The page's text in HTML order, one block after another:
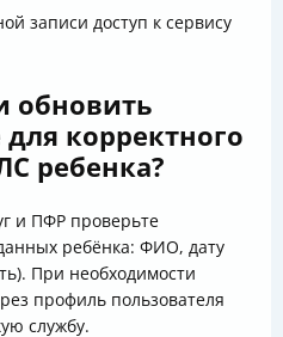
записи доступ к сервису
обновить
корректного
ребенка?
и ПФР проверьте
ребёнка: ФИО, дату
При необходимости
профиль пользователя
службу.